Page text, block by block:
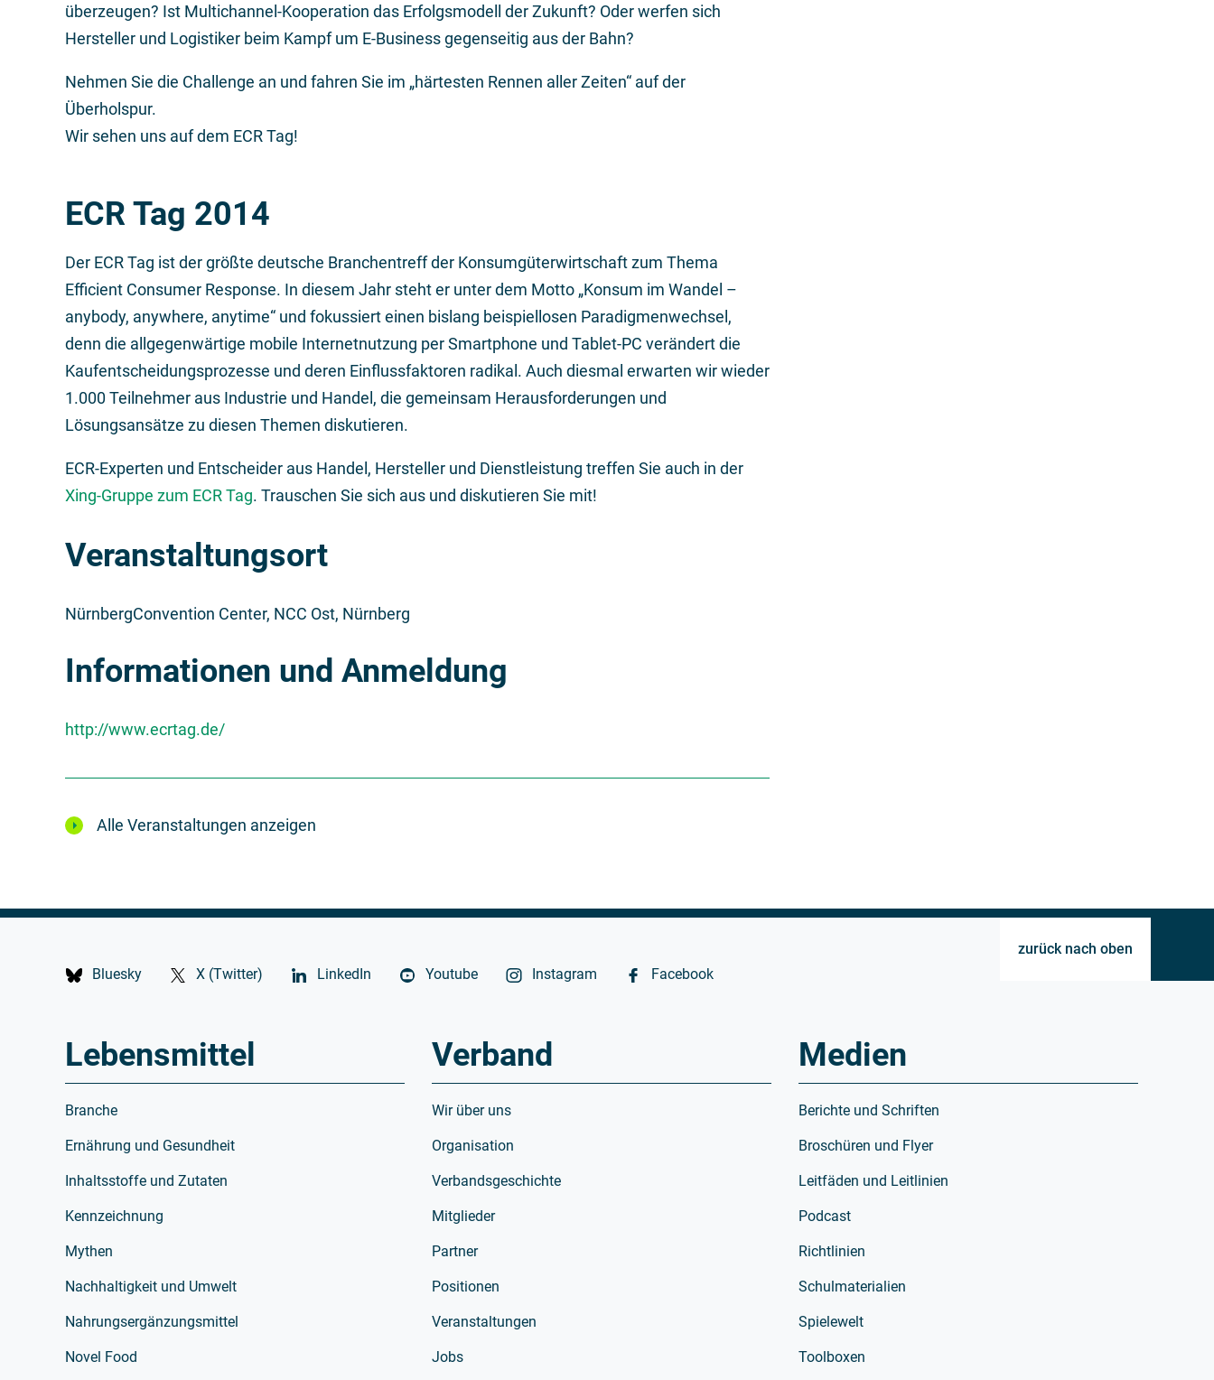
überzeugen? Ist Multichannel-Kooperation das Erfolgsmodell der Zukunft? Oder werfen sich
Hersteller und Logistiker beim Kampf um E-Business gegenseitig aus der Bahn?
Nehmen Sie die Challenge an und fahren Sie im „härtesten Rennen aller Zeiten“ auf der
Überholspur.
Wir sehen uns auf dem ECR Tag!
ECR Tag 2014
Der ECR Tag ist der größte deutsche Branchentreff der Konsumgüterwirtschaft zum Thema
Efficient Consumer Response. In diesem Jahr steht er unter dem Motto „Konsum im Wandel –
anybody, anywhere, anytime“ und fokussiert einen bislang beispiellosen Paradigmenwechsel,
denn die allgegenwärtige mobile Internetnutzung per Smartphone und Tablet-PC verändert die
Kaufentscheidungsprozesse und deren Einflussfaktoren radikal. Auch diesmal erwarten wir wieder
1.000 Teilnehmer aus Industrie und Handel, die gemeinsam Herausforderungen und
Lösungsansätze zu diesen Themen diskutieren.
ECR-Experten und Entscheider aus Handel, Hersteller und Dienstleistung treffen Sie auch in der
Xing-Gruppe zum ECR Tag. Trauschen Sie sich aus und diskutieren Sie mit!
Veranstaltungsort
NürnbergConvention Center, NCC Ost, Nürnberg
Informationen und Anmeldung
http://www.ecrtag.de/
Alle Veranstaltungen anzeigen
zurück nach oben
Bluesky
X (Twitter) LinkedIn Youtube Instagram Facebook
Lebensmittel
Branche
Ernährung und Gesundheit
Inhaltsstoffe und Zutaten
Kennzeichnung
Mythen
Nachhaltigkeit und Umwelt
Nahrungsergänzungsmittel
Novel Food
Verband
Wir über uns
Organisation
Verbandsgeschichte
Mitglieder
Partner
Positionen
Veranstaltungen
Jobs
Medien
Berichte und Schriften
Broschüren und Flyer
Leitfäden und Leitlinien
Podcast
Richtlinien
Schulmaterialien
Spielewelt
Toolboxen